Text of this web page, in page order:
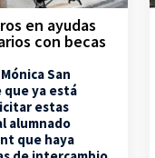
en ayudas
con becas
San
que ya está
estas
alumnado
que haya